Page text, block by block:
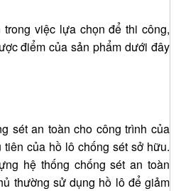
việc lựa chọn để thi công,
điểm của sản phẩm dưới đây
sét an toàn cho công trình của
của hồ lô chống sét sở hữu.
hệ thống chống sét an toàn
thường sử dụng hồ lô để giảm